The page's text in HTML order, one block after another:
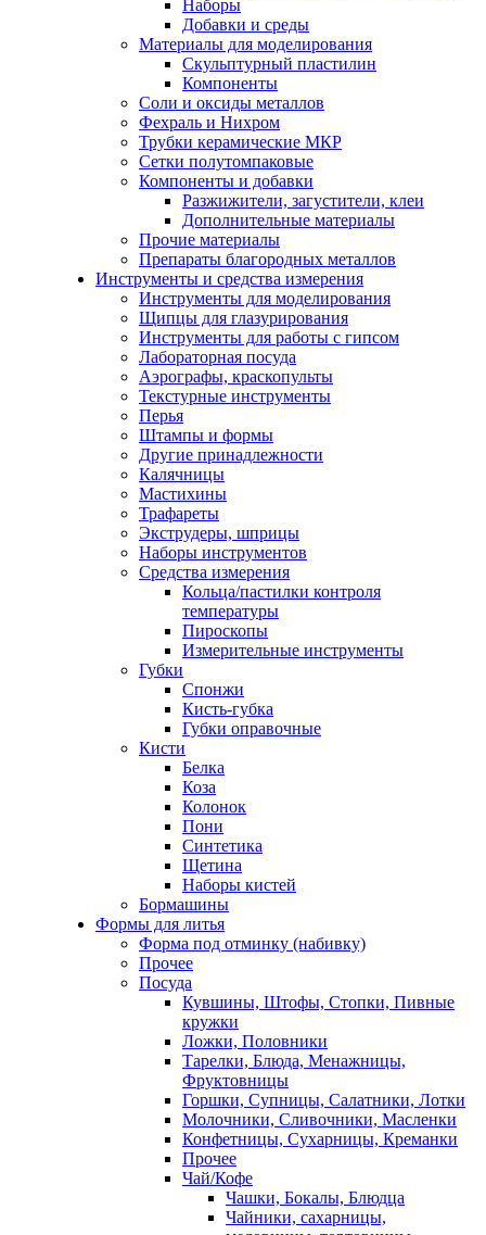
Наборы
Добавки и среды
Материалы для моделирования
Скульптурный пластилин
Компоненты
Соли и оксиды металлов
Фехраль и Нихром
Трубки керамические МКР
Сетки полутомпаковые
Компоненты и добавки
Разжижители, загустители, клеи
Дополнительные материалы
Прочие материалы
Препараты благородных металлов
Инструменты и средства измерения
Инструменты для моделирования
Щипцы для глазурирования
Инструменты для работы с гипсом
Лабораторная посуда
Аэрографы, краскопульты
Текстурные инструменты
Перья
Штампы и формы
Другие принадлежности
Калячницы
Мастихины
Трафареты
Экструдеры, шприцы
Наборы инструментов
Средства измерения
Кольца/пастилки контроля
температуры
Пироскопы
Измерительные инструменты
Губки
Спонжи
Кисть-губка
Губки оправочные
Кисти
Белка
Коза
Колонок
Пони
Синтетика
Щетина
Наборы кистей
Бормашины
Формы для литья
Форма под отминку (набивку)
Прочее
Посуда
Кувшины, Штофы, Стопки, Пивные
кружки
Ложки, Половники
Тарелки, Блюда, Менажницы,
Фруктовницы
Горшки, Супницы, Салатники, Лотки
Молочники, Сливочники, Масленки
Конфетницы, Сухарницы, Креманки
Прочее
Чай/Кофе
Чашки, Бокалы, Блюдца
Чайники, сахарницы,